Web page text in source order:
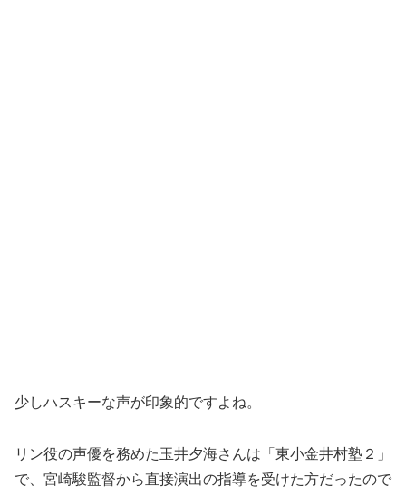
少しハスキーな声が印象的ですよね。
リン役の声優を務めた玉井夕海さんは「東小金井村塾２」
で、宮崎駿監督から直接演出の指導を受けた方だったので